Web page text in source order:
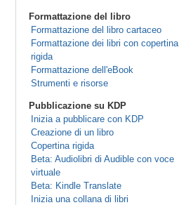
Formattazione del libro
Formattazione del libro cartaceo
Formattazione dei libri con copertina
rigida
Formattazione dell'eBook
Strumenti e risorse
Pubblicazione su KDP
Inizia a pubblicare con KDP
Creazione di un libro
Copertina rigida
Beta: Audiolibri di Audible con voce
virtuale
Beta: Kindle Translate
Inizia una collana di libri